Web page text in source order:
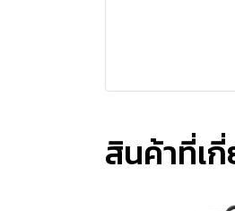
สินค้าที่เ